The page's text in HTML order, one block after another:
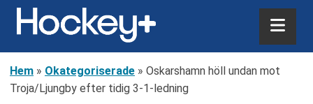
Hem » Okategoriserade » Oskarshamn höll undan mot
Troja/Ljungby efter tidig 3-1-ledning